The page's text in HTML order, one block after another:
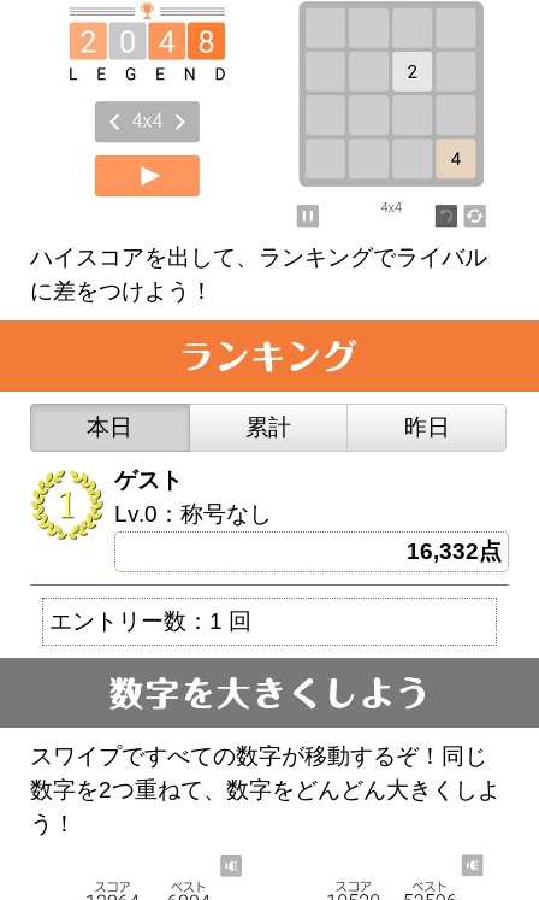
ハイスコアを出して、ランキングでライバル
に差をつけよう！
本日 累計 昨日
ゲスト
Lv.0：称号なし
16,332点
エントリー数：1 回
スワイプですべての数字が移動するぞ！同じ
数字を2つ重ねて、数字をどんどん大きくしよ
う！